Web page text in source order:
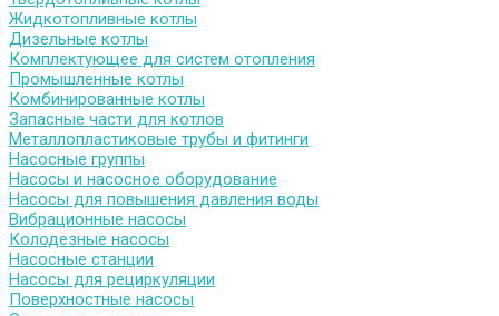
Жидкотопливные котлы
Дизельные котлы
Комплектующее для систем отопления
Промышленные котлы
Комбинированные котлы
Запасные части для котлов
Металлопластиковые трубы и фитинги
Насосные группы
Насосы и насосное оборудование
Насосы для повышения давления воды
Вибрационные насосы
Колодезные насосы
Насосные станции
Насосы для рециркуляции
Поверхностные насосы